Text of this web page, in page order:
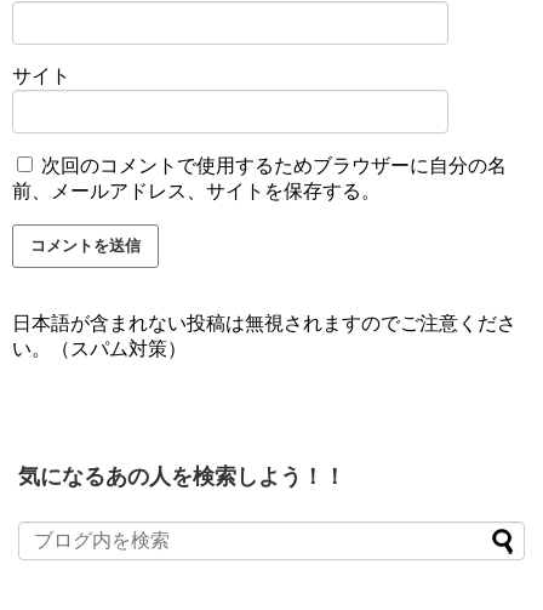
サイト
次回のコメントで使用するためブラウザーに自分の名
前、メールアドレス、サイトを保存する。
日本語が含まれない投稿は無視されますのでご注意くださ
い。（スパム対策）
気になるあの人を検索しよう！！